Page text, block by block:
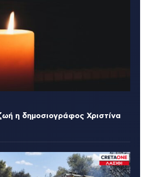
η δημοσιογράφος Χριστίνα